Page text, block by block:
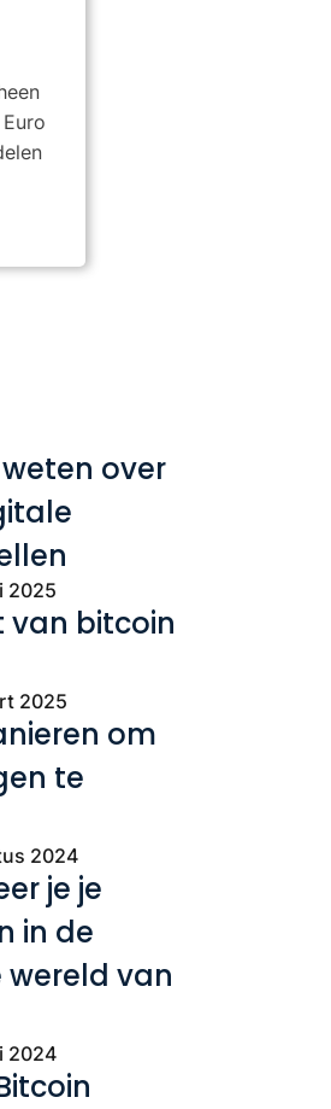
over
2025
van bitcoin
2025
om
te
2024
je je
in de
van
2024